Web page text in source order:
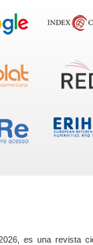
es una revista